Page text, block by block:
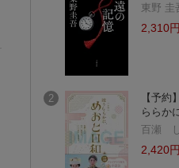
東野 圭
2,310
2
【予約
ららか
百瀬
2,420